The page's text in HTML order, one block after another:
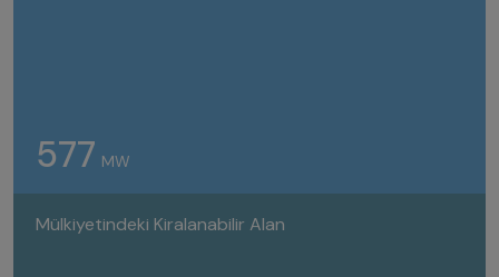
577 MW
Mülkiyetindeki Kiralanabilir Alan